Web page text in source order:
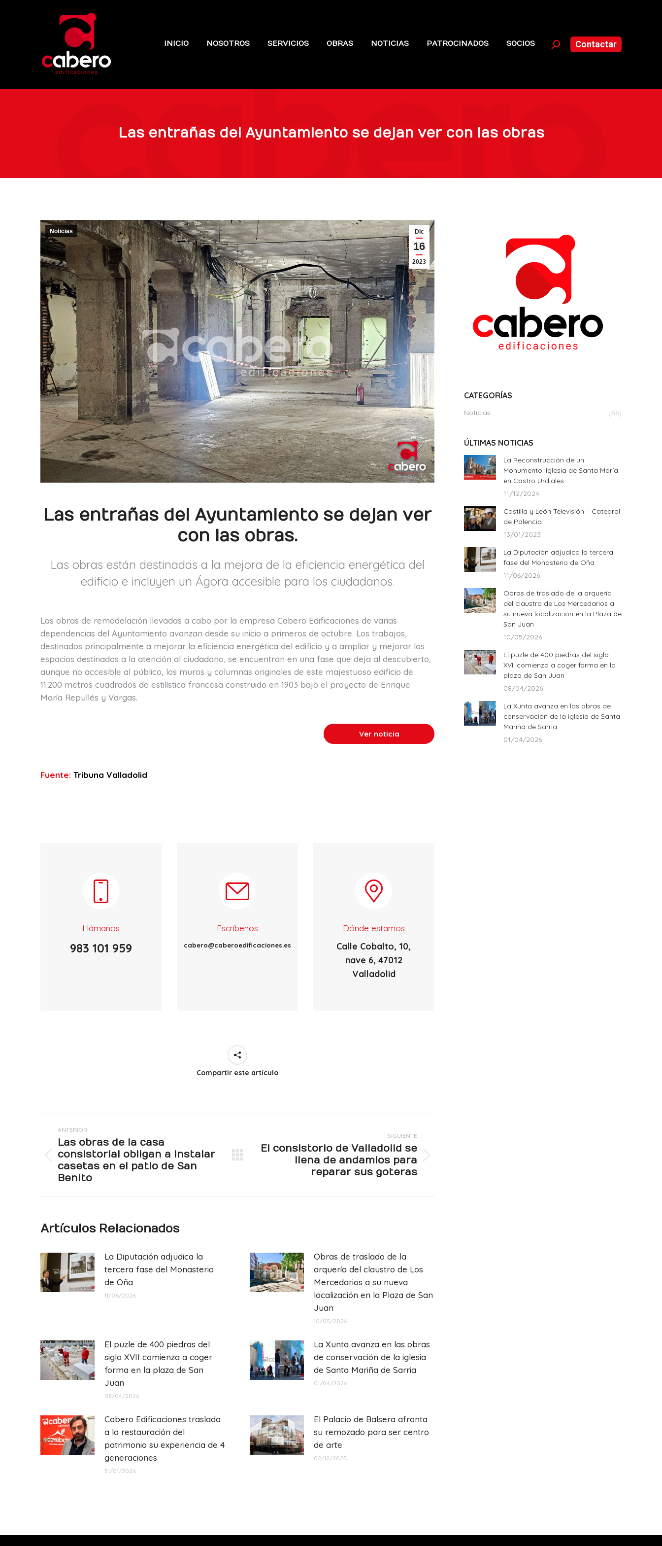
INICIO NOSOTROS SERVICIOS OBRAS NOTICIAS PATROCINADOS SOCIOS Buscar:Contactar
Las entrañas del Ayuntamiento se dejan ver con las obras
Dic
16
2023
Noticias
Las entrañas del Ayuntamiento se dejan ver
con las obras.
Las obras están destinadas a la mejora de la eficiencia energética del
edificio e incluyen un Ágora accesible para los ciudadanos.
Las obras de remodelación llevadas a cabo por la empresa Cabero Edificaciones de varias
dependencias del Ayuntamiento avanzan desde su inicio a primeros de octubre. Los trabajos,
destinados principalmente a mejorar la eficiencia energética del edificio y a ampliar y mejorar los
espacios destinados a la atención al ciudadano, se encuentran en una fase que deja al descubierto,
aunque no accesible al público, los muros y columnas originales de este majestuoso edificio de
11.200 metros cuadrados de estilística francesa construido en 1903 bajo el proyecto de Enrique
María Repullés y Vargas.
Ver noticia
Fuente: Tribuna Valladolid
Llámanos
983 101 959
Escríbenos
cabero@caberoedificaciones.es
Dónde estamos
Calle Cobalto, 10,
nave 6, 47012
Valladolid
Compartir este artículo
entre
publicaciones
ANTERIOR
Publicación
anterior:
Las obras de la casa
consistorial obligan a instalar
casetas en el patio de San
Benito
SIGUIENTE
Publicación
El consistorio de Valladolid se
llena de andamios para
reparar sus goteras
Artículos Relacionados
La Diputación adjudica la
tercera fase del Monasterio
de Oña
11/06/2026
Obras de traslado de la
arquería del claustro de Los
Mercedarios a su nueva
localización en la Plaza de San
Juan
10/05/2026
El puzle de 400 piedras del
siglo XVII comienza a coger
forma en la plaza de San
Juan
08/04/2026
La Xunta avanza en las obras
de conservación de la iglesia
de Santa Mariña de Sarria
01/04/2026
Cabero Edificaciones traslada
a la restauración del
patrimonio su experiencia de 4
generaciones
31/01/2026
El Palacio de Balsera afronta
su remozado para ser centro
de arte
02/12/2025
CATEGORÍAS
Noticias (86)
ÚLTIMAS NOTICIAS
La Reconstrucción de un
Monumento: Iglesia de Santa María
en Castro Urdiales
11/12/2024
Castilla y León Televisión – Catedral
de Palencia
13/01/2023
La Diputación adjudica la tercera
fase del Monasterio de Oña
11/06/2026
Obras de traslado de la arquería
del claustro de Los Mercedarios a
su nueva localización en la Plaza de
San Juan
10/05/2026
El puzle de 400 piedras del siglo
XVII comienza a coger forma en la
plaza de San Juan
08/04/2026
La Xunta avanza en las obras de
conservación de la iglesia de Santa
Mariña de Sarria
01/04/2026